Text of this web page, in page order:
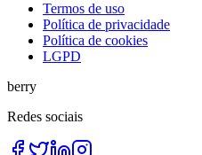
Termos de uso
Política de privacidade
Política de cookies
LGPD
berry
Redes sociais